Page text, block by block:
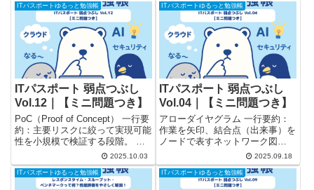
画」。今回は、システム導入の出
発点ともいえる「システム企画」
について、やさしく解説します。
...
の記事では、ITパスポート試験で
もよく出題される「経営組織」の
内容を、図解付きでゆるっ...
ITパスポートゆるっと勉強帳
ITパスポート 弱点つぶし
Vol.12｜【ミニ問題つき】
PoC（Proof of Concept） 一行要
約：主要リスクに絞って実現可能
性を小規模で検証する段階。 ミ
ニ問題【Q.】PoCの到達点として
妥当なのは？A. 主要仮説（技術/
事業）の成否を小規模環境で検証
できたB. 本番SLAでの量産運...
2025.10.03
ITパスポートゆるっと勉強帳
ITパスポート 弱点つぶし
Vol.04｜【ミニ問題つき】
アローダイヤグラム 一行要約：
作業を矢印、結合点（出来事）を
ノードで表すネットワーク図
（AOA）。 詳しい説明：先行関
係・所要日数からクリティカルパ
スや最早/最遅時刻、フロート
（余裕）を求める。PERT/CPM
2025.09.18
ITパスポートゆるっと勉強帳 ITパスポートゆるっと勉強帳